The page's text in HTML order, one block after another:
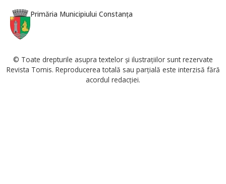
Primăria Municipiului Constanța
© Toate drepturile asupra textelor și ilustrațiilor sunt rezervate
Revista Tomis. Reproducerea totală sau parțială este interzisă fără
acordul redacției.